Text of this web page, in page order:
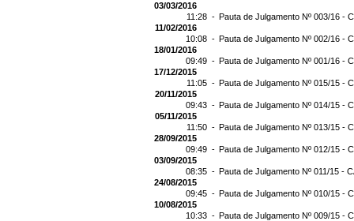
03/03/2016
11:28 - Pauta de Julgamento Nº 003/16 -
11/02/2016
10:08 - Pauta de Julgamento Nº 002/16 -
18/01/2016
09:49 - Pauta de Julgamento Nº 001/16 -
17/12/2015
11:05 - Pauta de Julgamento Nº 015/15 -
20/11/2015
09:43 - Pauta de Julgamento Nº 014/15 -
05/11/2015
11:50 - Pauta de Julgamento Nº 013/15 -
28/09/2015
09:49 - Pauta de Julgamento Nº 012/15 -
03/09/2015
08:35 - Pauta de Julgamento Nº 011/15 -
24/08/2015
09:45 - Pauta de Julgamento Nº 010/15 -
10/08/2015
10:33 - Pauta de Julgamento Nº 009/15 -